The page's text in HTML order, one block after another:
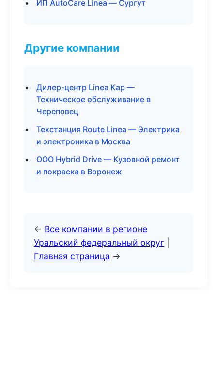
ИП AutoCare Linea — Сургут
Другие компании
Дилер-центр Linea Кар —
Техническое обслуживание в
Череповец
Техстанция Route Linea — Электрика
и электроника в Москва
ООО Hybrid Drive — Кузовной ремонт
и покраска в Воронеж
← Все компании в регионе
Уральский федеральный округ
Главная страница →